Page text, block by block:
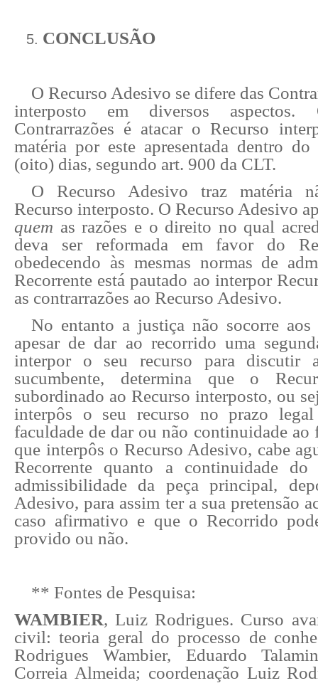
CONCLUSÃO
O Recurso Adesivo se difere das
interposto em diversos
Contrarrazões é atacar o Recurso
matéria por este apresentada dentro
(oito) dias, segundo art. 900 da CLT.
O Recurso Adesivo traz matéria
Recurso interposto. O Recurso Adesivo
quem as razões e o direito no qual
deva ser reformada em favor do
obedecendo às mesmas normas de
Recorrente está pautado ao interpor
as contrarrazões ao Recurso Adesivo.
No entanto a justiça não socorre
apesar de dar ao recorrido uma
interpor o seu recurso para discutir
sucumbente, determina que o
subordinado ao Recurso interposto, ou
interpôs o seu recurso no prazo
faculdade de dar ou não continuidade
que interpôs o Recurso Adesivo, cabe
Recorrente quanto a continuidade
admissibilidade da peça principal,
Adesivo, para assim ter a sua pretensão
caso afirmativo e que o Recorrido
provido ou não.
** Fontes de Pesquisa:
WAMBIER, Luiz Rodrigues. Curso
civil: teoria geral do processo de
Rodrigues Wambier, Eduardo
Correia Almeida; coordenação Luiz